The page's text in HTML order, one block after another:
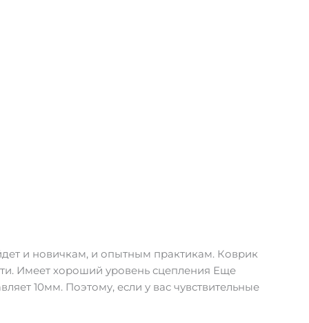
и новичкам, и опытным практикам. Коврик
Имеет хороший уровень сцепления Еще
10мм. Поэтому, если у вас чувствительные